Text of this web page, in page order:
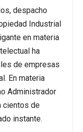
despacho
Industrial
en materia
ha
de empresas
En materia
Administrador
cientos de
instante.